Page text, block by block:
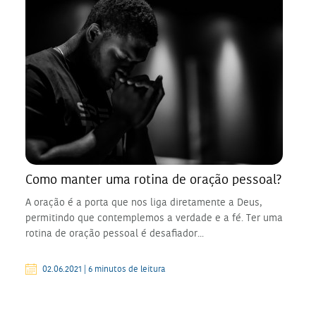
Como manter uma rotina de oração pessoal?
A oração é a porta que nos liga diretamente a Deus,
permitindo que contemplemos a verdade e a fé. Ter uma
rotina de oração pessoal é desafiador...
02.06.2021 | 6 minutos de leitura